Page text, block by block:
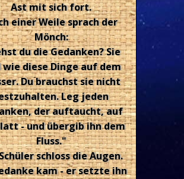
Ast mit sich fort.
einer Weile sprach der
Mönch:
du die Gedanken? Sie
wie diese Dinge auf dem
Du brauchst sie nicht
Leg jeden
der auftaucht, auf
- und übergib ihn dem
Fluss."
schloss die Augen.
kam - er setzte ihn